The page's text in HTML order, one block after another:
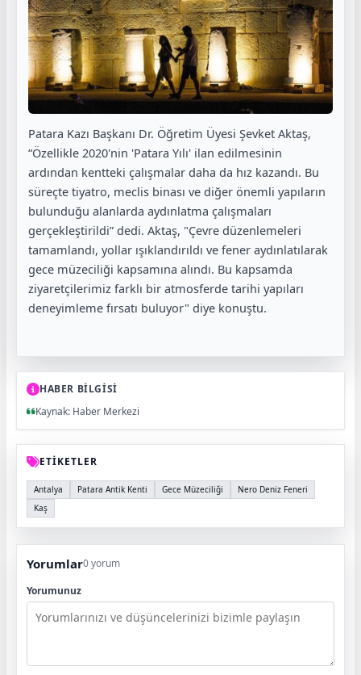
Patara Kazı Başkanı Dr. Öğretim Üyesi Şevket Aktaş,
“Özellikle 2020'nin 'Patara Yılı' ilan edilmesinin
ardından kentteki çalışmalar daha da hız kazandı. Bu
süreçte tiyatro, meclis binası ve diğer önemli yapıların
bulunduğu alanlarda aydınlatma çalışmaları
gerçekleştirildi” dedi. Aktaş, "Çevre düzenlemeleri
tamamlandı, yollar ışıklandırıldı ve fener aydınlatılarak
gece müzeciliği kapsamına alındı. Bu kapsamda
ziyaretçilerimiz farklı bir atmosferde tarihi yapıları
deneyimleme fırsatı buluyor" diye konuştu.
HABER BİLGİSİ
Kaynak: Haber Merkezi
ETİKETLER
Antalya Patara Antik Kenti Gece Müzeciliği
Nero Deniz Feneri
Kaş
Yorumlar0 yorum
Yorumunuz